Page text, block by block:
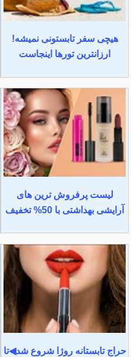
هیچی سفر تابستونی نمیشه!
ارزانترین تورها اینجاست
لیست پرفروش ترین های
آرایشی بهداشتی با 50% تخفیف
حراج تابستانه روژا شروع شد◀تا